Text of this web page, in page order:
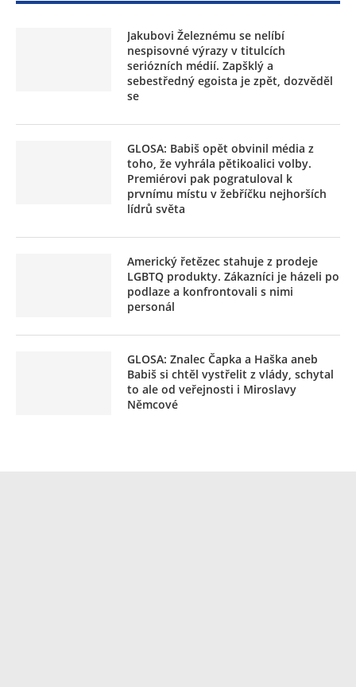
Jakubovi Železnému se nelíbí
nespisovné výrazy v titulcích
seriózních médií. Zapšklý a
sebestředný egoista je zpět, dozvěděl
se
GLOSA: Babiš opět obvinil média z
toho, že vyhrála pětikoalici volby.
Premiérovi pak pogratuloval k
prvnímu místu v žebříčku nejhorších
lídrů světa
Americký řetězec stahuje z prodeje
LGBTQ produkty. Zákazníci je házeli po
podlaze a konfrontovali s nimi
personál
GLOSA: Znalec Čapka a Haška aneb
Babiš si chtěl vystřelit z vlády, schytal
to ale od veřejnosti i Miroslavy
Němcové